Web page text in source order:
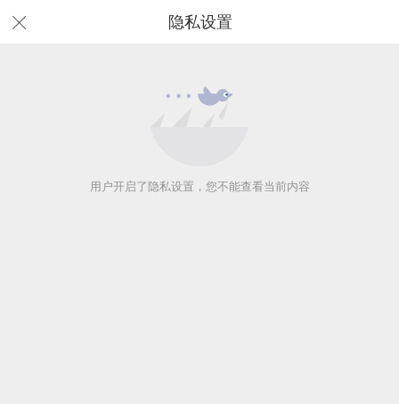
隐私设置
用户开启了隐私设置，您不能查看当前内容